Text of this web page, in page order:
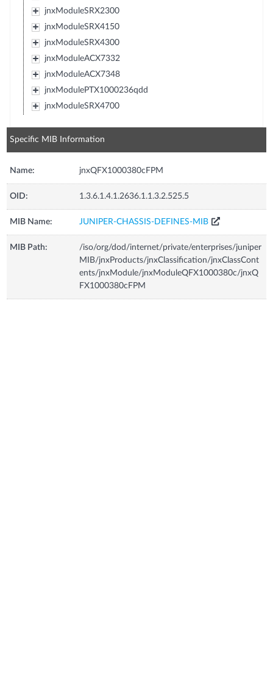
jnxModuleSRX2300
jnxModuleSRX4150
jnxModuleSRX4300
jnxModuleACX7332
jnxModuleACX7348
jnxModulePTX1000236qdd
jnxModuleSRX4700
Specific MIB Information
Name: jnxQFX1000380cFPM
OID: 1.3.6.1.4.1.2636.1.1.3.2.525.5
MIB Name: JUNIPER-CHASSIS-DEFINES-MIB
MIB Path:
/iso/org/dod/internet/private/enterprises/juniper
MIB/jnxProducts/jnxClassification/jnxClassCont
ents/jnxModule/jnxModuleQFX1000380c/jnxQ
FX1000380cFPM